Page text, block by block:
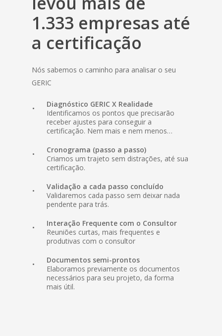
1.333 empresas até
a certificação
Nós sabemos o caminho para analisar o seu
GERIC
Diagnóstico GERIC X Realidade
Identificamos os pontos que precisarão
receber ajustes para conseguir a
certificação. Nem mais e nem menos…
Cronograma (passo a passo)
Criamos um trajeto sem distrações, até sua
certificação.
Validação a cada passo concluído
Validaremos cada passo sem deixar nada
pendente para trás.
Interação Frequente com o Consultor
Reuniões curtas, mais frequentes e
produtivas com o consultor
Documentos semi-prontos
Elaboramos previamente os documentos
necessários para seu projeto, da forma
mais útil.